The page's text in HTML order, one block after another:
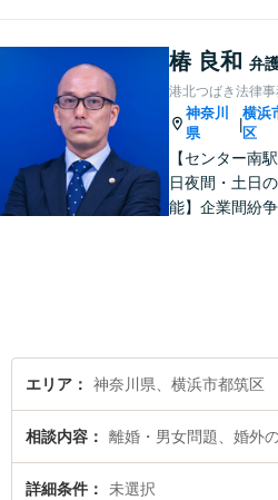
難解な用語は極
易かつ具体的
ていますので、
気軽にご相談
ます。
椿 良和 弁
港北つばき法律
神奈川
県
|
横浜
区
【センター南
日夜間・土日
能】企業間紛争
個人法務まで
応が可能です。
エリア 神奈川県、横浜市都筑区
相談内容 離婚・男女問題、婚外
詳細条件 未選択